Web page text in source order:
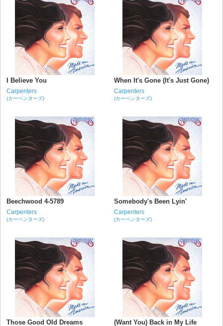
I Believe You
Carpenters
(カーペンターズ)
When It's Gone (It's Just Gone)
Carpenters
(カーペンターズ)
Beechwood 4-5789
Carpenters
(カーペンターズ)
Somebody's Been Lyin'
Carpenters
(カーペンターズ)
Those Good Old Dreams (Want You) Back in My Life